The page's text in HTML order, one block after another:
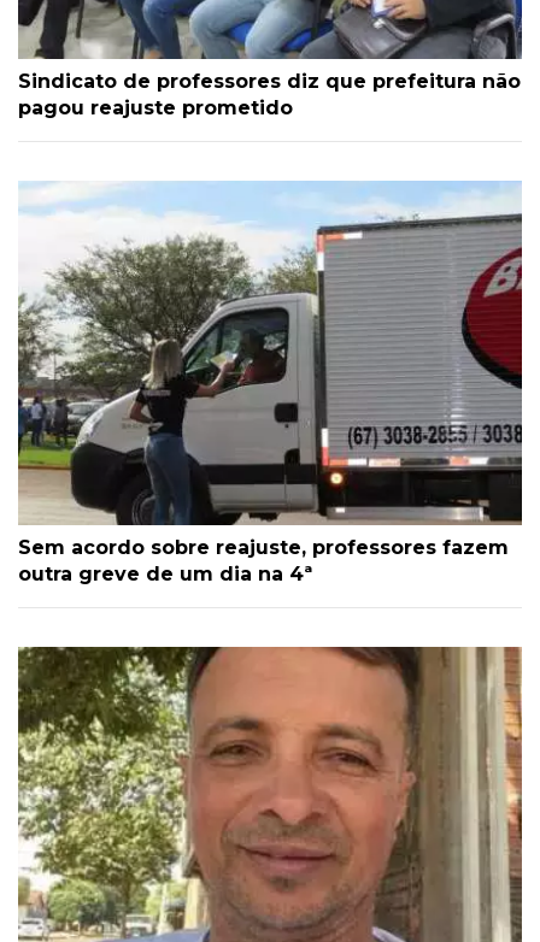
Sindicato de professores diz que prefeitura não
pagou reajuste prometido
Sem acordo sobre reajuste, professores fazem
outra greve de um dia na 4ª